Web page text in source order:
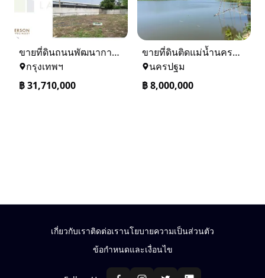
ขายที่ดินถนนพัฒนาการ 56 (ซอยเอื้อพัฒนา 15)
กรุงเทพฯ
฿31,710,000
ขายที่ดินติดแม่น้ำนครชัยศรี จ.นครปฐม ทำเลดี ที่ดินถมแล้ว
นครปฐม
฿8,000,000
เกี่ยวกับเราติดต่อเรานโยบายความเป็นส่วนตัว
ข้อกำหนดและเงื่อนไข